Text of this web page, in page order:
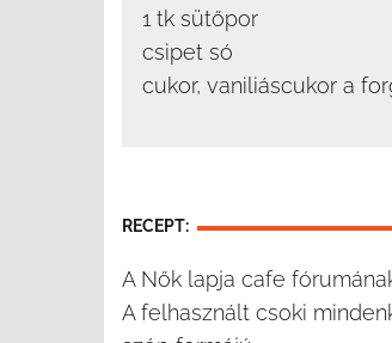
1 tk sütőpor
csipet só
cukor, vaniliáscukor a
RECEPT:
A Nők lapja cafe
A felhasznált csoki